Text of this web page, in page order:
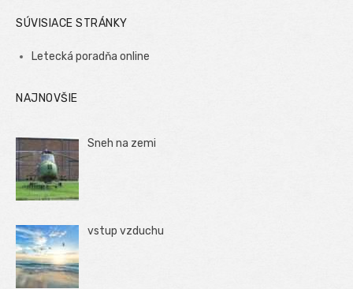
SÚVISIACE STRÁNKY
Letecká poradňa online
NAJNOVŠIE
Sneh na zemi
vstup vzduchu